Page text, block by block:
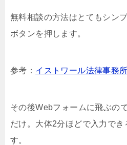
無料相談の方法はとてもシン
ボタンを押します。
参考： イストワール法律事務所
その後Webフォームに飛ぶの
だけ。大体2分ほどで入力で
す。